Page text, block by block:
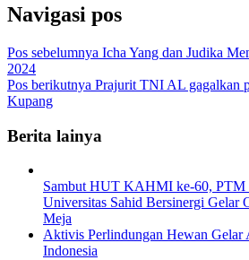
Navigasi pos
Pos sebelumnya Icha Yang dan Judika
2024
Pos berikutnya Prajurit TNI AL gagalkan
Kupang
Berita lainya
Sambut HUT KAHMI ke-60, PTM
Universitas Sahid Bersinergi Gelar
Meja
Aktivis Perlindungan Hewan Gelar
Indonesia